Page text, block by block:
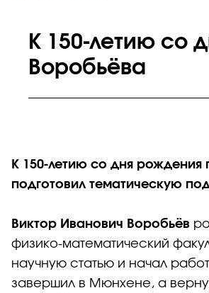
К 150‑летию со
Воробьёва
К 150‑летию со дня
подготовил тематическую
Виктор Иванович Воробьёв
физико‑математический
научную статью и начал
завершил в Мюнхене, а